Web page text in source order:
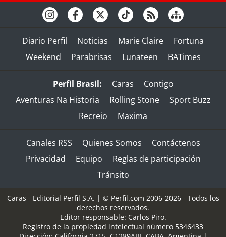
Diario Perfil Noticias Marie Claire
Fortuna
Weekend
Parabrisas Lunateen BATimes
Perfil Brasil: Caras
Contigo
Aventuras Na Historia
Rolling Stone
Sport Buzz
Recreio
Maxima
Canales RSS Quienes Somos
Contáctenos
Privacidad
Equipo
Reglas de participación
Tránsito
Caras - Editorial Perfil S.A. | © Perfil.com 2006-2026 - Todos los
derechos reservados.
Editor responsable: Carlos Piro.
Registro de la propiedad intelectual número 5346433